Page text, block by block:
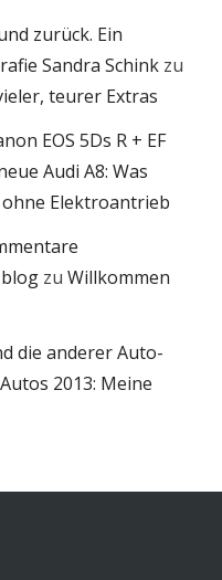
zurück. Ein
Sandra Schink zu
teurer Extras
EOS 5Ds R + EF
Audi A8: Was
Elektroantrieb
zu Willkommen
die anderer Auto-
Autos 2013: Meine